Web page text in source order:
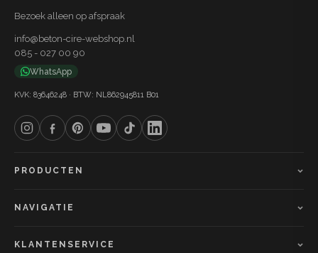
Bezoek alleen op afspraak
info@beton-cire-webshop.nl
085 - 027 00 90
WhatsApp
KVK: 83646248 · BTW: NL862945811 B01
PRODUCTEN
NAVIGATIE
KLANTENSERVICE